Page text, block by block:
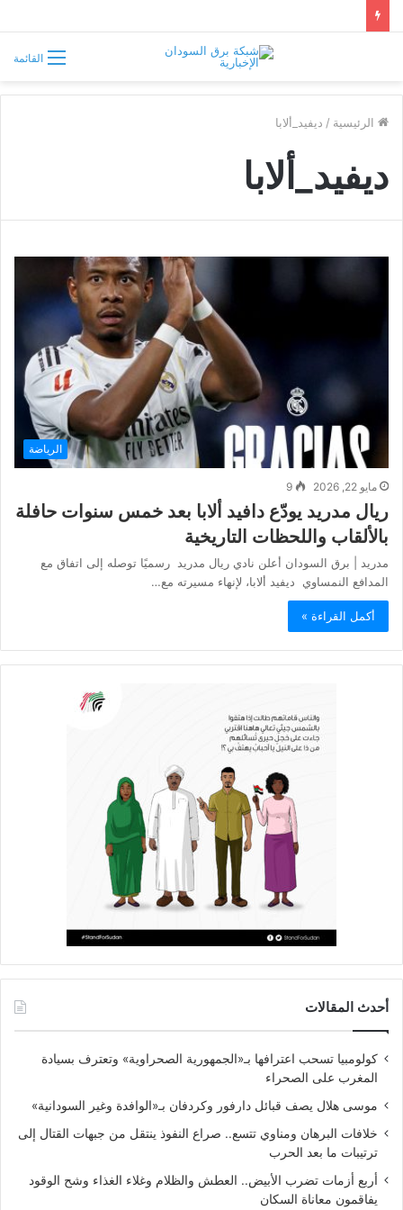
القائمة
الرئيسية / ديفيد_ألابا
ديفيد_ألابا
الرياضة
مايو 22, 2026 9
ريال مدريد يودّع دافيد ألابا بعد خمس سنوات حافلة
بالألقاب واللحظات التاريخية
مدريد | برق السودان أعلن نادي ريال مدريد رسميًا توصله إلى اتفاق مع
المدافع النمساوي ديفيد ألابا، لإنهاء مسيرته مع…
أكمل القراءة »
أحدث المقالات
كولومبيا تسحب اعترافها بـ«الجمهورية الصحراوية» وتعترف بسيادة
المغرب على الصحراء
موسى هلال يصف قبائل دارفور وكردفان بـ«الوافدة وغير السودانية»
خلافات البرهان ومناوي تتسع.. صراع النفوذ ينتقل من جبهات القتال إلى
ترتيبات ما بعد الحرب
أربع أزمات تضرب الأبيض.. العطش والظلام وغلاء الغذاء وشح الوقود
يفاقمون معاناة السكان